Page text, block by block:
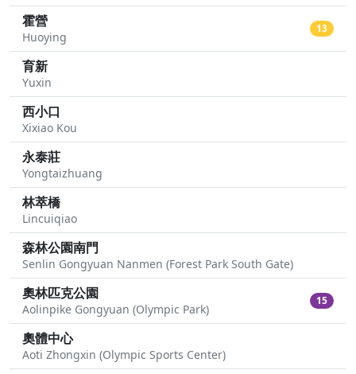
霍營
Huoying
13
育新
Yuxin
西小口
Xixiao Kou
永泰莊
Yongtaizhuang
林萃橋
Lincuiqiao
森林公園南門
Senlin Gongyuan Nanmen (Forest Park South Gate)
奧林匹克公園
Aolinpike Gongyuan (Olympic Park)
15
奧體中心
Aoti Zhongxin (Olympic Sports Center)